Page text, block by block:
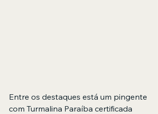
Entre os destaques está um pingente
com Turmalina Paraíba certificada